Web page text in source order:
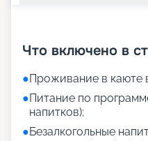
Что включено в
●Проживание в каюте
●Питание по
напитков);
●Безалкогольные